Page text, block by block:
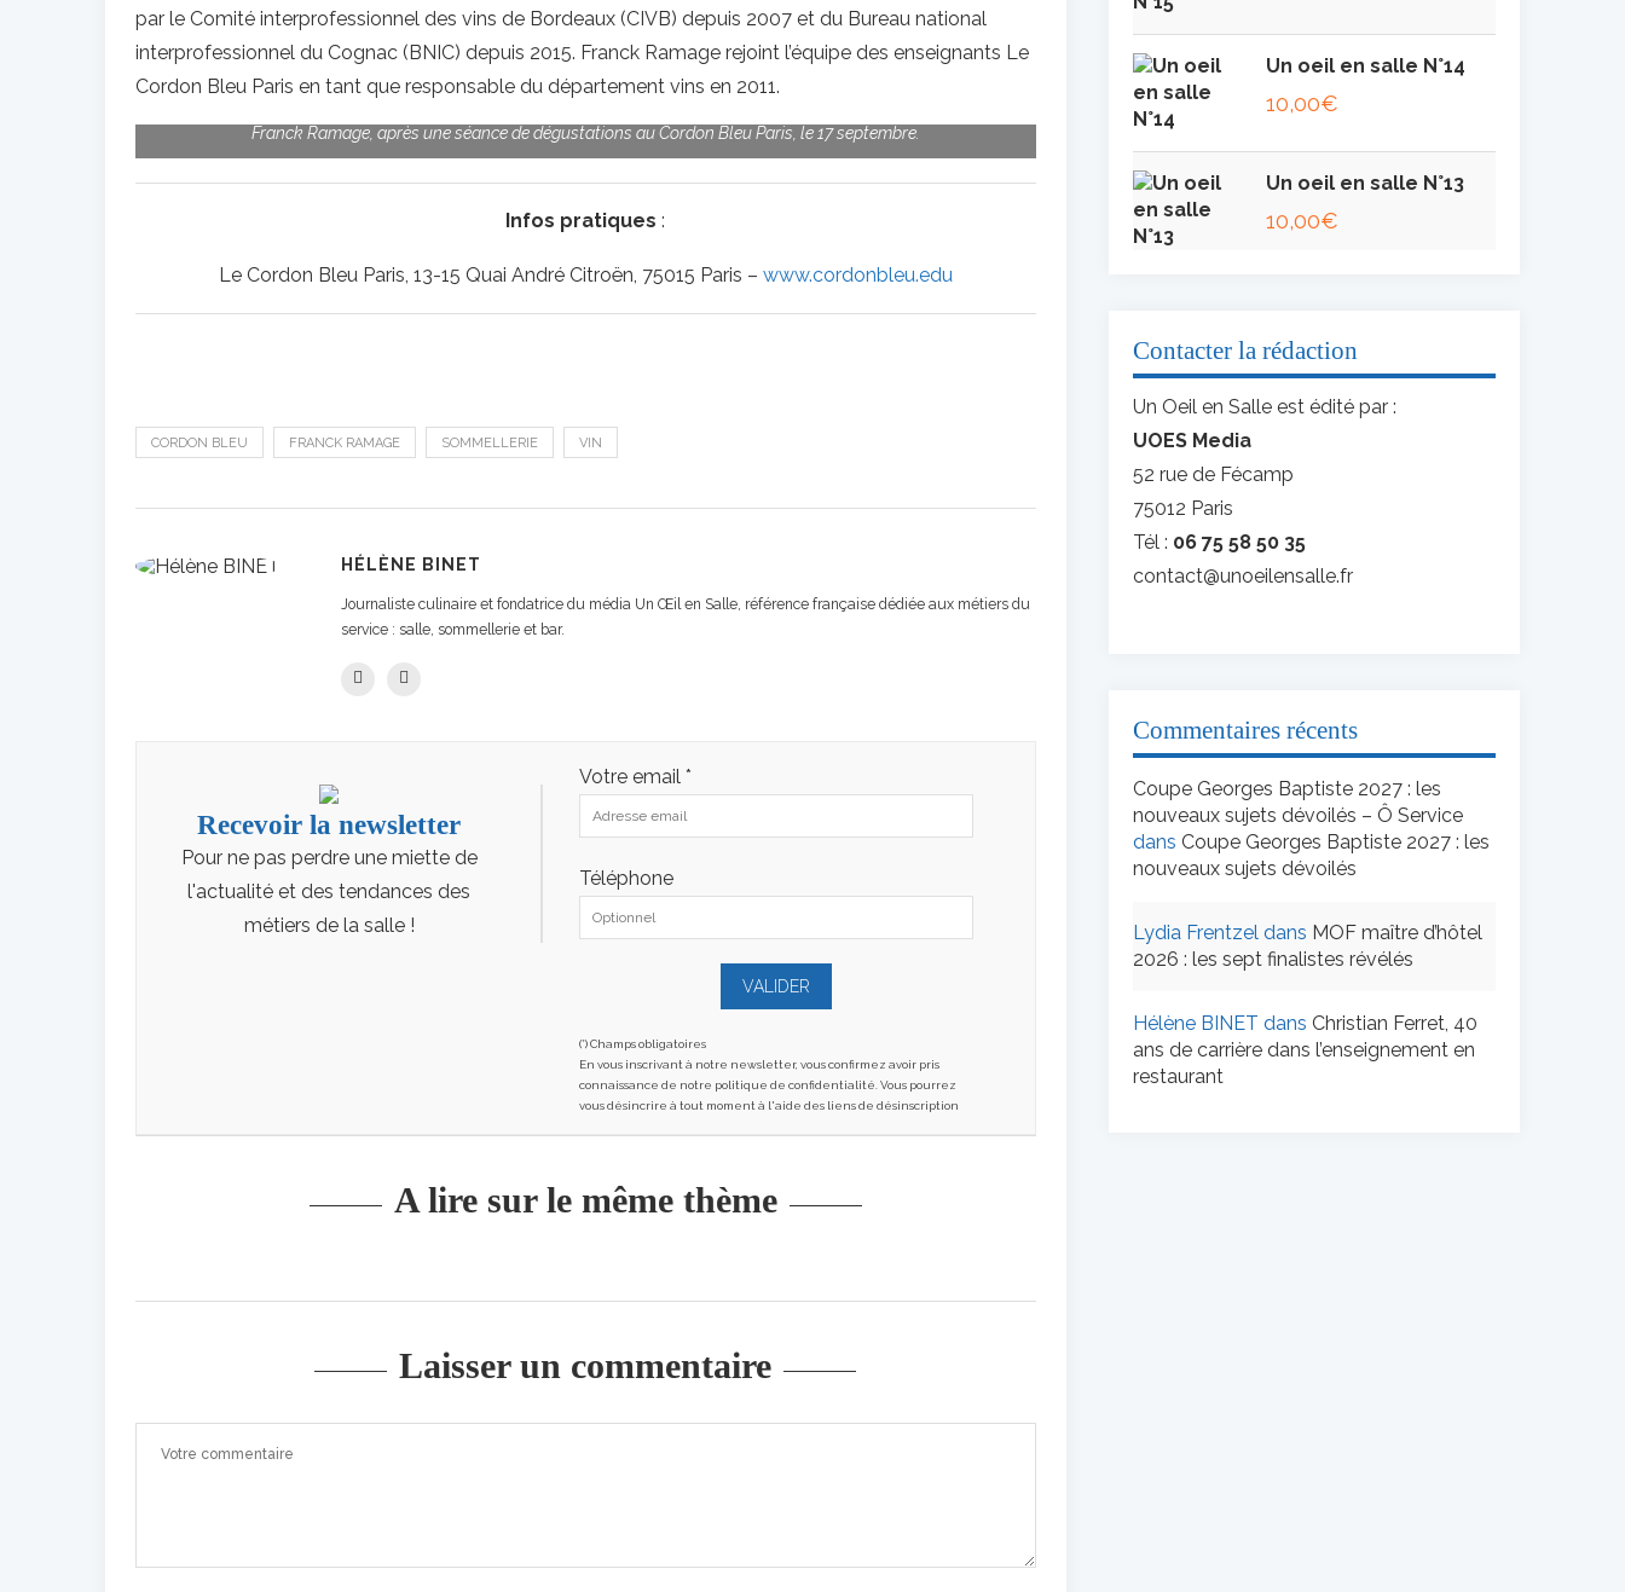
par le Comité interprofessionnel des vins de Bordeaux (CIVB) depuis 2007 et du Bureau national
interprofessionnel du Cognac (BNIC) depuis 2015. Franck Ramage rejoint l’équipe des enseignants Le
Cordon Bleu Paris en tant que responsable du département vins en 2011.
Franck Ramage, après une séance de dégustations au Cordon Bleu Paris, le 17 septembre.
Infos pratiques :
Le Cordon Bleu Paris, 13-15 Quai André Citroën, 75015 Paris – www.cordonbleu.edu
CORDON BLEU FRANCK RAMAGE SOMMELLERIE VIN
HÉLÈNE BINET
Journaliste culinaire et fondatrice du média Un Œil en Salle, référence française dédiée aux métiers du
service : salle, sommellerie et bar.
Recevoir la newsletter
Pour ne pas perdre une miette de
l'actualité et des tendances des
métiers de la salle !
Votre email *
Téléphone
(*) Champs obligatoires
En vous inscrivant à notre newsletter, vous confirmez avoir pris
connaissance de notre politique de confidentialité. Vous pourrez
vous désincrire à tout moment à l'aide des liens de désinscription
A lire sur le même thème
Laisser un commentaire
Un oeil en salle N°14
10,00€
Un oeil en salle N°13
10,00€
Contacter la rédaction
Un Oeil en Salle est édité par :
UOES Media
52 rue de Fécamp
75012 Paris
Tél : 06 75 58 50 35
contact@unoeilensalle.fr
Commentaires récents
Coupe Georges Baptiste 2027 : les
nouveaux sujets dévoilés – Ô Service
dans Coupe Georges Baptiste 2027 : les
nouveaux sujets dévoilés
Lydia Frentzel dans MOF maître d’hôtel
2026 : les sept finalistes révélés
Hélène BINET dans Christian Ferret, 40
ans de carrière dans l’enseignement en
restaurant